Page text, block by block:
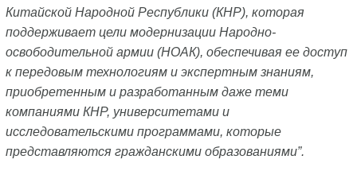
Китайской Народной Республики (КНР), которая
поддерживает цели модернизации Народно-
освободительной армии (НОАК), обеспечивая ее доступ
к передовым технологиям и экспертным знаниям,
приобретенным и разработанным даже теми
компаниями КНР, университетами и
исследовательскими программами, которые
представляются гражданскими образованиями”.